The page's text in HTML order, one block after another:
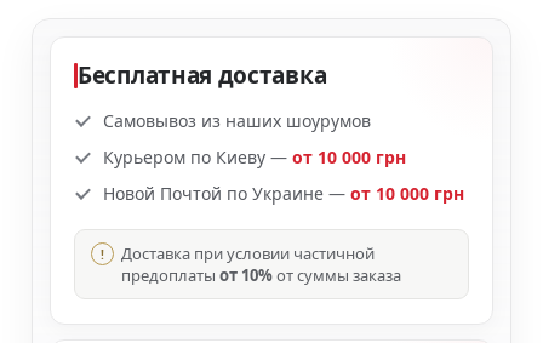
Бесплатная доставка
Самовывоз из наших шоурумов
Курьером по Киеву — от 10 000 грн
Новой Почтой по Украине — от 10 000 грн
Доставка при условии частичной
предоплаты от 10%от суммы заказа